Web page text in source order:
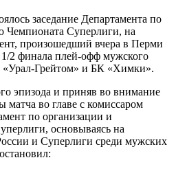
заседание Департамента по
Чемпионата Суперлиги, на
произошедший вчера в Перми
1/2 финала плей-офф мужского
Грейтом» и БК «Химки».
эпизода и приняв во внимание
матча во главе с комиссаром
по организации и
основываясь на
и Суперлиги среди мужских